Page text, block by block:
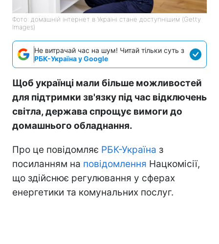
Фото: домашній інтернет в Україні стане доступнішим (Getty
Images)
Не витрачай час на шум! Читай тільки суть з
РБК-Україна у Google
Щоб українці мали більше можливостей
для підтримки зв'язку під час відключень
світла, держава спрощує вимоги до
домашнього обладнання.
Про це повідомляє РБК-Україна з
посиланням на повідомлення Нацкомісії,
що здійснює регулювання у сферах
енергетики та комунальних послуг.